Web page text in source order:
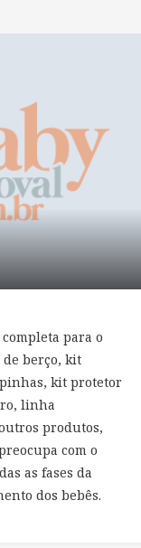
para o
berço, kit
kit protetor
linha
produtos,
com o
as fases da
dos bebês.